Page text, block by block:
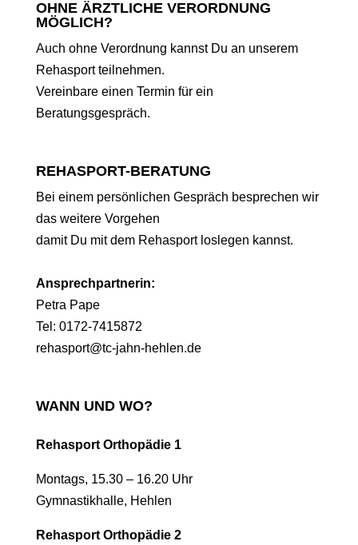
OHNE ÄRZTLICHE VERORDNUNG
MÖGLICH?
Auch ohne Verordnung kannst Du an unserem
Rehasport teilnehmen.
Vereinbare einen Termin für ein
Beratungsgespräch.
REHASPORT-BERATUNG
Bei einem persönlichen Gespräch besprechen wir
das weitere Vorgehen
damit Du mit dem Rehasport loslegen kannst.
Ansprechpartnerin:
Petra Pape
Tel: 0172-7415872
rehasport@tc-jahn-hehlen.de
WANN UND WO?
Rehasport Orthopädie 1
Montags, 15.30 – 16.20 Uhr
Gymnastikhalle, Hehlen
Rehasport Orthopädie 2